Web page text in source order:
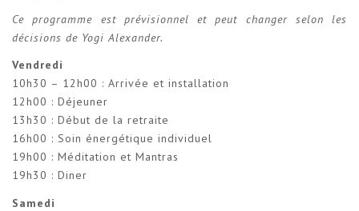
Ce programme est prévisionnel et peut changer selon les
décisions de Yogi Alexander.
Vendredi
10h30 – 12h00 : Arrivée et installation
12h00 : Déjeuner
13h30 : Début de la retraite
16h00 : Soin énergétique individuel
19h00 : Méditation et Mantras
19h30 : Diner
Samedi